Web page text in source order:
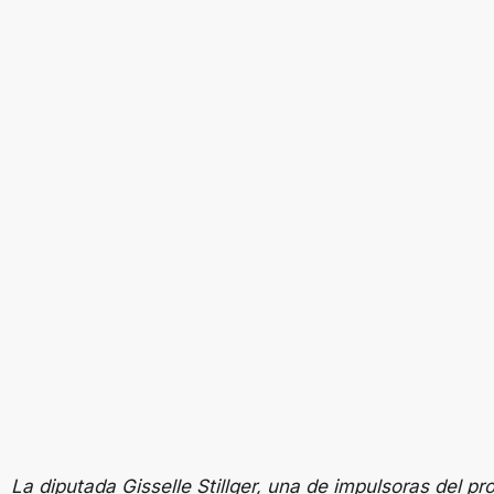
La diputada Gisselle Stillger, una de impulsoras del